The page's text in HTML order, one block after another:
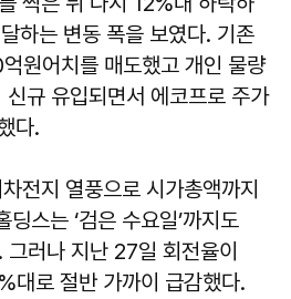
하는 변동 폭을 보였다. 기존
원어치를 매도했고 개인 물량
규 유입되면서 에코프로 주가
다.
전지 열풍으로 시가총액까지
스는 ‘검은 수요일’까지도
러나 지난 27일 회전율이
로 절반 가까이 급감했다.